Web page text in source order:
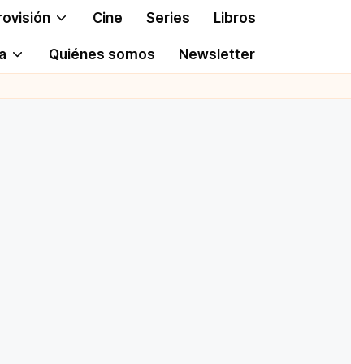
Cine Series Libros
Quiénes somos Newsletter